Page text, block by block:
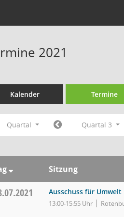
2021
Kalender Termine
Quartal Quartal 3
Sitzung
Ausschuss für
13:00-15:55 Uhr